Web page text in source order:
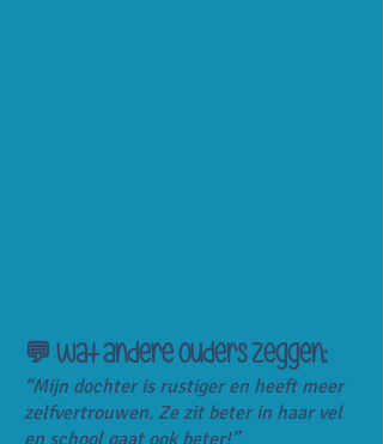
💬 Wat andere ouders zeggen:
“Mijn dochter is rustiger en heeft meer
zelfvertrouwen. Ze zit beter in haar vel
en school gaat ook beter!”